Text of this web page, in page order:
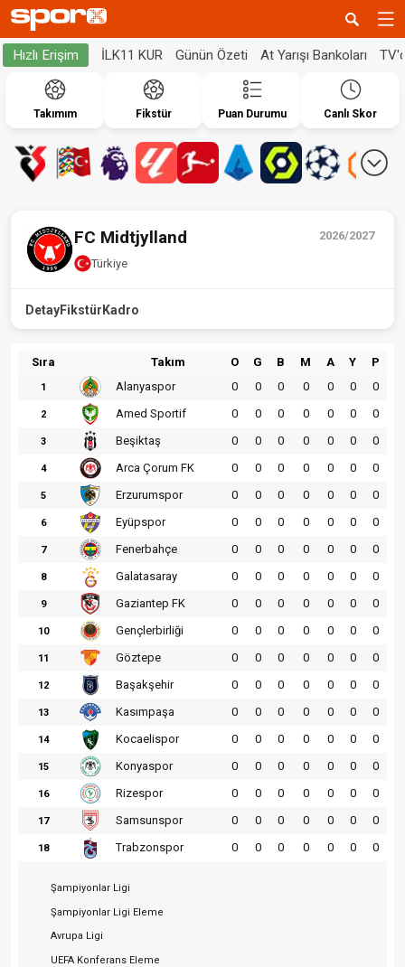
Hızlı Erişim İLK11 KUR Günün Özeti At Yarışı Bankoları
Takımım Fikstür Puan Durumu Canlı Skor
2026/2027
FC Midtjylland
Türkiye
DetayFikstür Kadro
Sıra Takım O G B M A Y P
1 Alanyaspor 0 0 0 0 0 0 0
2 Amed Sportif 0 0 0 0 0 0 0
3 Beşiktaş 0 0 0 0 0 0 0
4 Arca Çorum FK 0 0 0 0 0 0 0
5 Erzurumspor 0 0 0 0 0 0 0
6 Eyüpspor 0 0 0 0 0 0 0
7 Fenerbahçe 0 0 0 0 0 0 0
8 Galatasaray 0 0 0 0 0 0 0
9 Gaziantep FK 0 0 0 0 0 0 0
10 Gençlerbirliği 0 0 0 0 0 0 0
11 Göztepe 0 0 0 0 0 0 0
12 Başakşehir 0 0 0 0 0 0 0
13 Kasımpaşa 0 0 0 0 0 0 0
14 Kocaelispor 0 0 0 0 0 0 0
15 Konyaspor 0 0 0 0 0 0 0
16 Rizespor 0 0 0 0 0 0 0
17 Samsunspor 0 0 0 0 0 0 0
18 Trabzonspor 0 0 0 0 0 0 0
Şampiyonlar Ligi
Şampiyonlar Ligi Eleme
Avrupa Ligi
UEFA Konferans Eleme